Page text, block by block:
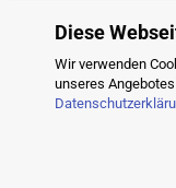
Diese
Wir verwenden
unseres